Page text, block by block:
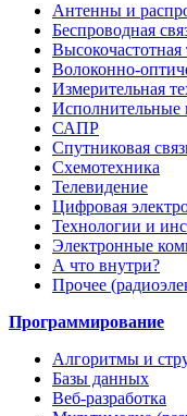
Антенны и
Беспроводная
Высокочастотная
Волоконно-
Измерительная
Исполнительные
САПР
Спутниковая
Схемотехника
Телевидение
Цифровая
Технологии и
Электронные
А что внутри?
Прочее
Программирование
Алгоритмы и
Базы данных
Веб-разработка